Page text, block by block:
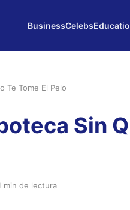
BusinessCelebs
Te Tome El Pelo
Sin
min de lectura